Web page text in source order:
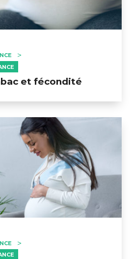
et fécondité